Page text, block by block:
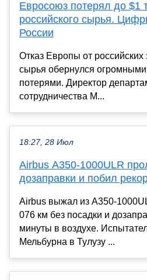
Евросоюз потерял до $1
российского сырья.
России
Отказ Европы от российских
сырья обернулся
потерями. Директор
сотрудничества М...
18:27, 28 Июл
Airbus A350-1000ULR
дозаправки и побил
Airbus выжал из A350-
076 км без посадки и
минуты в воздухе.
Мельбурна в Тулузу ...